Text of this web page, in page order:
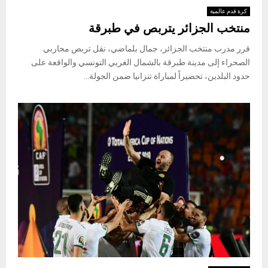
كرة قدم عالمية
منتخب الجزائر يتربص في طبرقة
قرر مدرب منتخب الجزائر، جمال بلماضي، نقل تربص محاربي
الصحراء إلى مدينة طبرقة بالشمال الغربي التونسي والواقعة على
حدود البلدين، تحضيراً لمباراة تنزانيا ضمن الجولة...